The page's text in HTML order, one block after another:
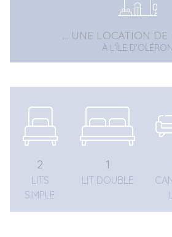
... UNE LOCATION DE
À L'ÎLE D'OLÉRON
2
LITS
SIMPLE
1
LIT DOUBLE